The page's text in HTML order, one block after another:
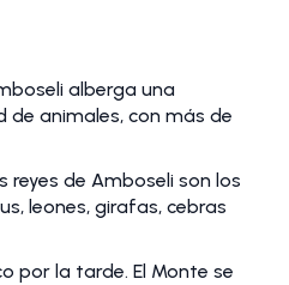
alberga una
animales, con más de
reyes de Amboseli son los
leones, girafas, cebras
por la tarde. El Monte se